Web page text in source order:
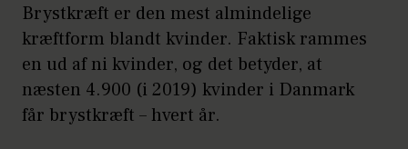
Brystkræft er den mest almindelige
kræftform blandt kvinder. Faktisk rammes
en ud af ni kvinder, og det betyder, at
næsten 4.900 (i 2019) kvinder i Danmark
får brystkræft – hvert år.